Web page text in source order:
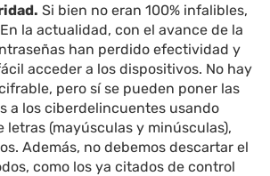
Si bien no eran 100% infalibles,
la actualidad, con el avance de la
han perdido efectividad y
acceder a los dispositivos. No hay
pero sí se pueden poner las
a los ciberdelincuentes usando
letras (mayúsculas y minúsculas),
Además, no debemos descartar el
como los ya citados de control